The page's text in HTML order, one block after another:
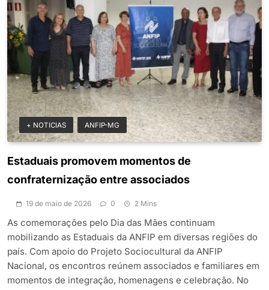
+ NOTICIAS ANFIP-MG
Estaduais promovem momentos de
confraternização entre associados
19 de maio de 2026 0 2 Mins
As comemorações pelo Dia das Mães continuam
mobilizando as Estaduais da ANFIP em diversas regiões do
país. Com apoio do Projeto Sociocultural da ANFIP
Nacional, os encontros reúnem associados e familiares em
momentos de integração, homenagens e celebração. No